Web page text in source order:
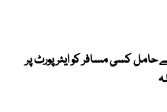
کسی مسافر کو ایئرپورٹ پر